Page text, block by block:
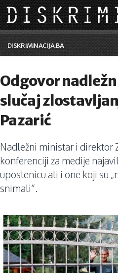
Skip to main content
DISKRIMINACIJA.BA
Vijesti i događaji
Aktuelne teme
Kolumne
Lične priče
Saradnja sa medijima
Pretraga
Odgovor
slučaj
Pazarić
Nadležni ministar i direktor
konferenciji za medije
uposlenicu ali i one koji su
snimali“.